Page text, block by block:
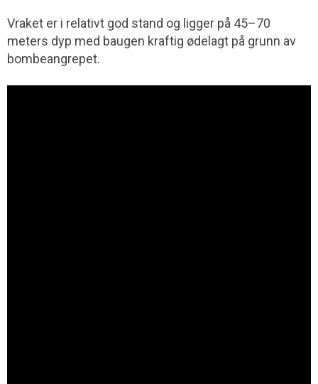
Vraket er i relativt god stand og ligger på 45–70
meters dyp med baugen kraftig ødelagt på grunn av
bombeangrepet.